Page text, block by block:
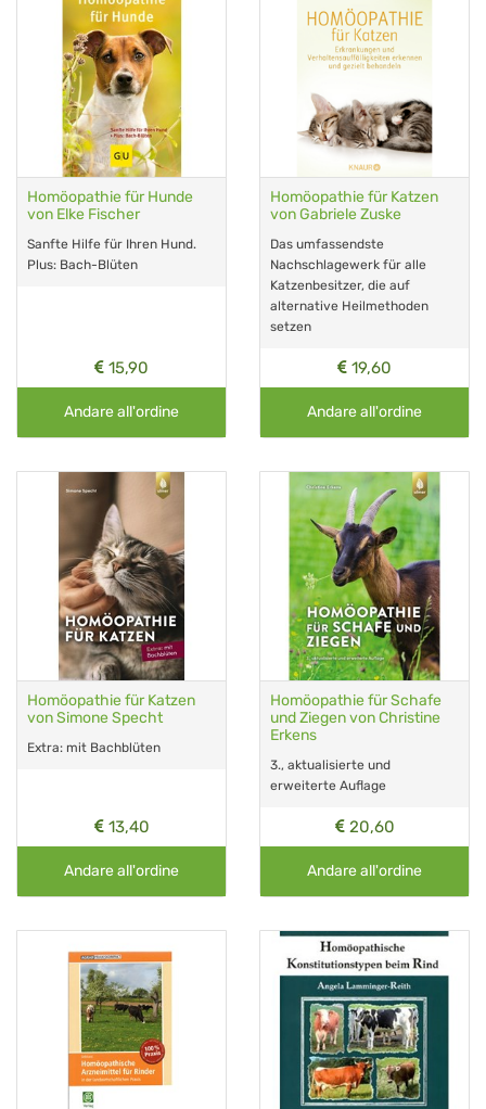
Homöopathie für Hunde
von Elke Fischer
Sanfte Hilfe für Ihren Hund.
Plus: Bach-Blüten
15,90
Andare all'ordine
Homöopathie für Katzen
von Gabriele Zuske
Das umfassendste
Nachschlagewerk für alle
Katzenbesitzer, die auf
alternative Heilmethoden
setzen
19,60
Andare all'ordine
Homöopathie für Katzen
von Simone Specht
Extra: mit Bachblüten
13,40
Andare all'ordine
Homöopathie für Schafe
und Ziegen von Christine
Erkens
3., aktualisierte und
erweiterte Auflage
20,60
Andare all'ordine